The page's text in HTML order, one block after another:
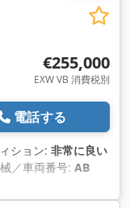
€255,000
EXW VB 消費税別
電話する
ション: 非常に良い
／車両番号: AB